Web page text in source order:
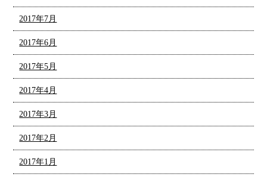
2017年7月
2017年6月
2017年5月
2017年4月
2017年3月
2017年2月
2017年1月